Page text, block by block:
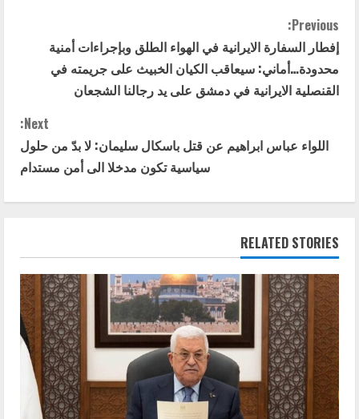
C
o
n
n
u
e
R
e
a
d
Previous:
إفطار السفارة الايرانية في الهواء الطلق وبإجراءات أمنية
محدودة…أماني: سيعاقب الكيان الخبيث على جريمته في
القنصلية الايرانية في دمشق على يد رجالنا الشجعان
Next:
اللواء عباس ابراهيم عن قتل باسكال سليمان: لا بدّ من حلول
سياسية تكون مدخلا الى أمن مستدام
RELATED STORIES